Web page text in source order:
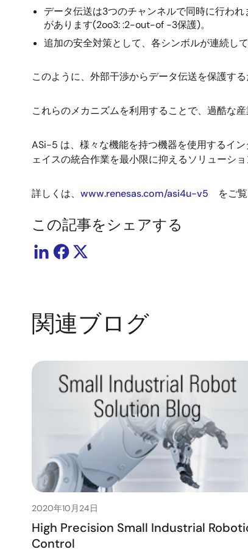
データ伝送は3つのチャンネルで同時に行わ
があります(2oo3: :2-out-of -3保護)。
追加の安全対策として、各シンボルが連続し
このように、外部干渉からデータ伝送を保護す
これらのメカニズムを利用することで、過酷な
ASi-5 は、様々な機能を持つ機器を使用するイ
ェイスの統合作業を最小限に抑えるソリューシ
詳しくは、 www.renesas.com/asi4u-v5 をご覧
この記事をシェアする
関連ブログ
2020年10月24日
High Precision Small Industrial
Control